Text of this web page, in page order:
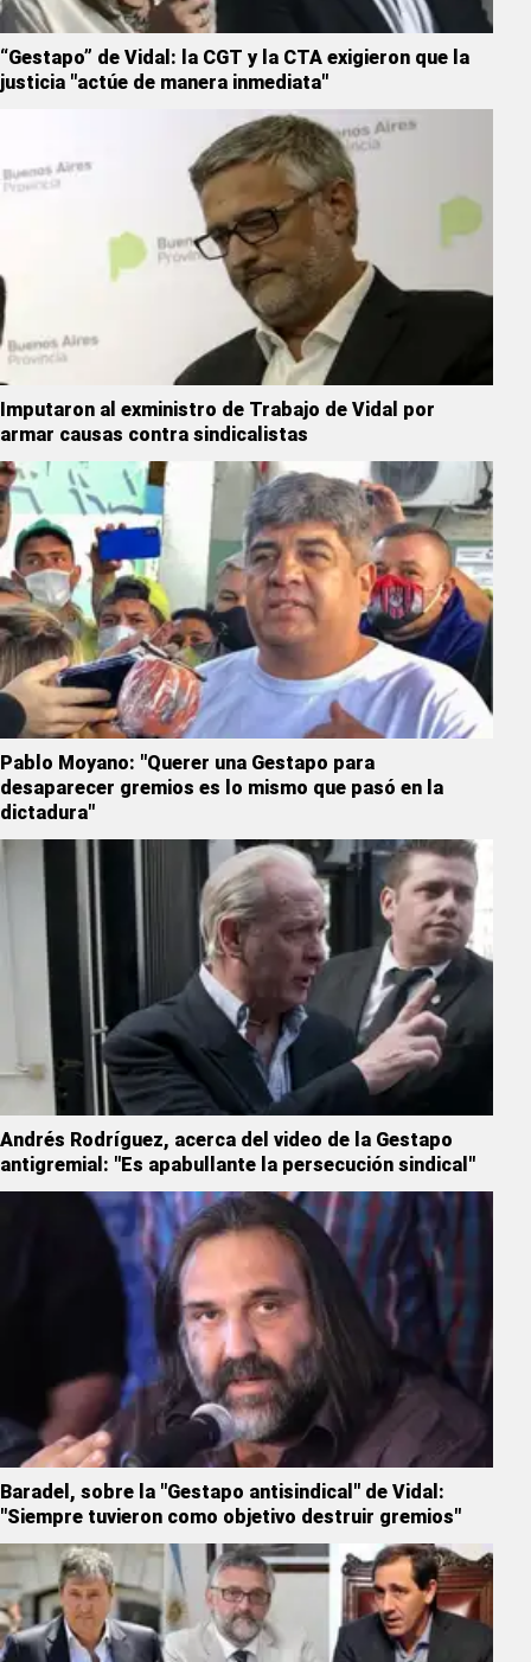
“Gestapo” de Vidal: la CGT y la CTA exigieron que la
justicia "actúe de manera inmediata"
Imputaron al exministro de Trabajo de Vidal por
armar causas contra sindicalistas
Pablo Moyano: "Querer una Gestapo para
desaparecer gremios es lo mismo que pasó en la
dictadura"
Andrés Rodríguez, acerca del video de la Gestapo
antigremial: "Es apabullante la persecución sindical"
Baradel, sobre la "Gestapo antisindical" de Vidal:
"Siempre tuvieron como objetivo destruir gremios"